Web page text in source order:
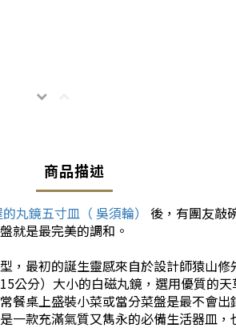
商品描述
丸鏡五寸皿（ 吳須輪）
後，有團友敲
就是最完美的調和。
，最初的誕生靈感來自於設計師猿山
公分）大小的白磁丸鏡，選用優質的
餐桌上盛裝小菜或當分菜盤是最不會
一款充滿氣質又雋永的必備生活器皿，